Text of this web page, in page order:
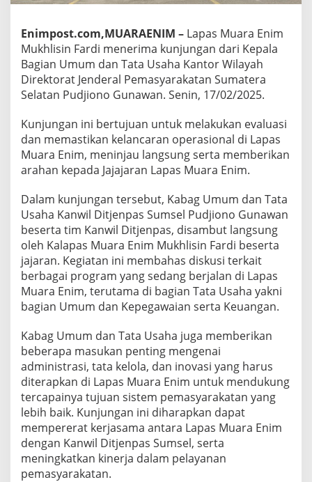
Enimpost.com,MUARAENIM – Lapas Muara Enim
Mukhlisin Fardi menerima kunjungan dari Kepala
Bagian Umum dan Tata Usaha Kantor Wilayah
Direktorat Jenderal Pemasyarakatan Sumatera
Selatan Pudjiono Gunawan. Senin, 17/02/2025.
Kunjungan ini bertujuan untuk melakukan evaluasi
dan memastikan kelancaran operasional di Lapas
Muara Enim, meninjau langsung serta memberikan
arahan kepada Jajajaran Lapas Muara Enim.
Dalam kunjungan tersebut, Kabag Umum dan Tata
Usaha Kanwil Ditjenpas Sumsel Pudjiono Gunawan
beserta tim Kanwil Ditjenpas, disambut langsung
oleh Kalapas Muara Enim Mukhlisin Fardi beserta
jajaran. Kegiatan ini membahas diskusi terkait
berbagai program yang sedang berjalan di Lapas
Muara Enim, terutama di bagian Tata Usaha yakni
bagian Umum dan Kepegawaian serta Keuangan.
Kabag Umum dan Tata Usaha juga memberikan
beberapa masukan penting mengenai
administrasi, tata kelola, dan inovasi yang harus
diterapkan di Lapas Muara Enim untuk mendukung
tercapainya tujuan sistem pemasyarakatan yang
lebih baik. Kunjungan ini diharapkan dapat
mempererat kerjasama antara Lapas Muara Enim
dengan Kanwil Ditjenpas Sumsel, serta
meningkatkan kinerja dalam pelayanan
pemasyarakatan.